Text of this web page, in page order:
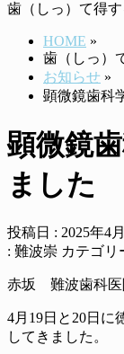
歯（しっ）て得
HOME »
歯（しっ）
お知らせ »
顕微鏡歯科
顕微鏡
ました
投稿日 : 2025年4
: 難波崇 カテゴリ
赤坂 難波歯科医
4月19日と20日に
してきました。